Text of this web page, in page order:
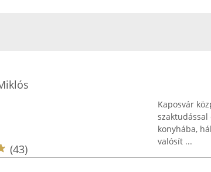
(43)
Kaposvár
konyhába,
valósít ...